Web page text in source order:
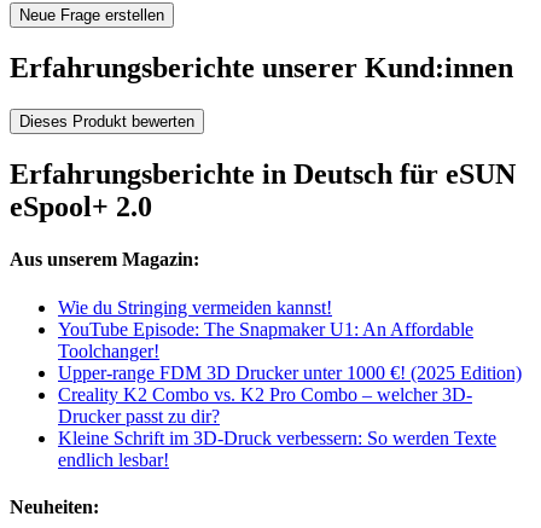
Neue Frage erstellen
Erfahrungsberichte unserer Kund:innen
Dieses Produkt bewerten
Erfahrungsberichte in Deutsch für eSUN
eSpool+ 2.0
Aus unserem Magazin:
Wie du Stringing vermeiden kannst!
YouTube Episode: The Snapmaker U1: An Affordable
Toolchanger!
Upper-range FDM 3D Drucker unter 1000 €! (2025 Edition)
Creality K2 Combo vs. K2 Pro Combo – welcher 3D-
Drucker passt zu dir?
Kleine Schrift im 3D-Druck verbessern: So werden Texte
endlich lesbar!
Neuheiten: